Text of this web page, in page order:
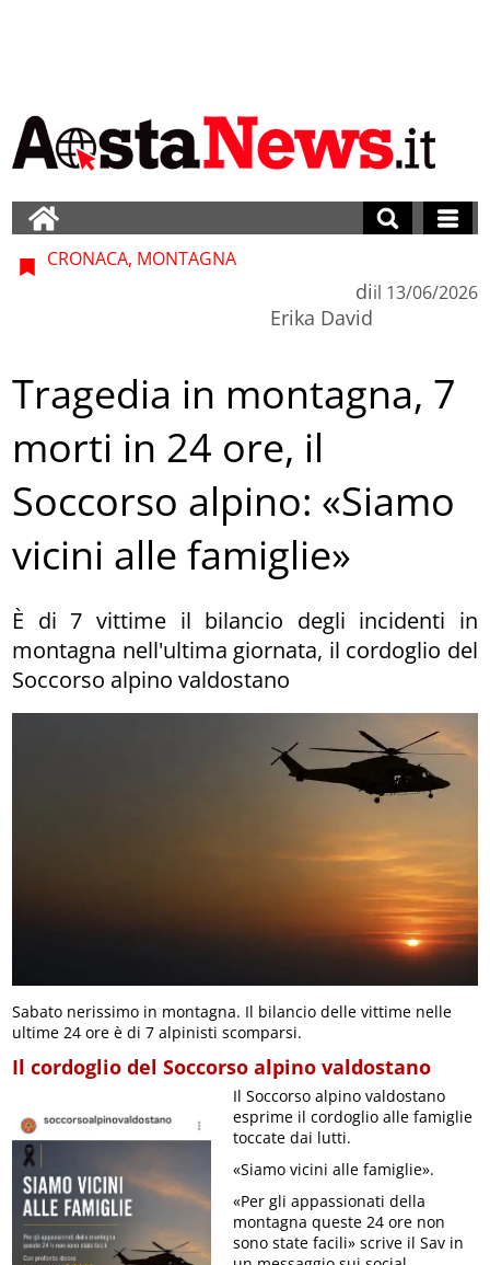
CRONACA, MONTAGNA
di
Erika David
il 13/06/2026
Tragedia in montagna, 7
morti in 24 ore, il
Soccorso alpino: «Siamo
vicini alle famiglie»
È di 7 vittime il bilancio degli incidenti in
montagna nell'ultima giornata, il cordoglio del
Soccorso alpino valdostano
Sabato nerissimo in montagna. Il bilancio delle vittime nelle
ultime 24 ore è di 7 alpinisti scomparsi.
Il cordoglio del Soccorso alpino valdostano
Il Soccorso alpino valdostano
esprime il cordoglio alle famiglie
toccate dai lutti.
«Siamo vicini alle famiglie».
«Per gli appassionati della
montagna queste 24 ore non
sono state facili» scrive il Sav in